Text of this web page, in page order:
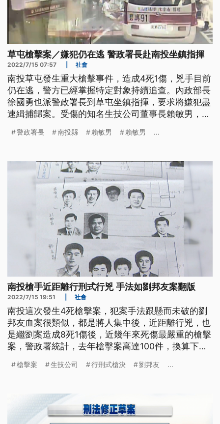
草屯槍擊案／嫌犯仍在逃 警政署長赴南投坐鎮指揮
2022/7/15 07:57 社會
南投草屯發生重大槍擊事件，造成4死1傷，兇手目前
仍在逃，警方已經掌握特定對象持續追查。內政部長
徐國勇也派警政署長到草屯坐鎮指揮，要求將嫌犯盡
速緝捕歸案。受傷的知名生技公司董事長賴敏男，由
危險。
警政署長 南投縣 賴敏男 賴敏男 ...
南投槍手近距離行刑式行兇 手法如劉邦友案翻版
2022/7/15 19:51 社會
南投這次發生4死槍擊案，犯案手法跟懸而未破的劉
邦友血案很類似，都是將人集中後，近距離行兇，也
是繼劉案造成8死1傷後，近幾年來死傷最嚴重的槍擊
案，警政署統計，去年槍擊案高達100件，換算下
槍擊案 生技公司 行刑式槍決 劉邦友 ...